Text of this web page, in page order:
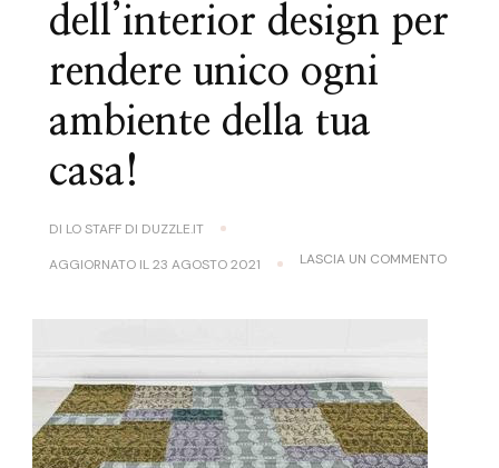
dell’interior design per
rendere unico ogni
ambiente della tua
casa!
DI LO STAFF DI DUZZLE.IT
AGGIORNATO IL23 AGOSTO 2021 LASCIA UN COMMENTOSU